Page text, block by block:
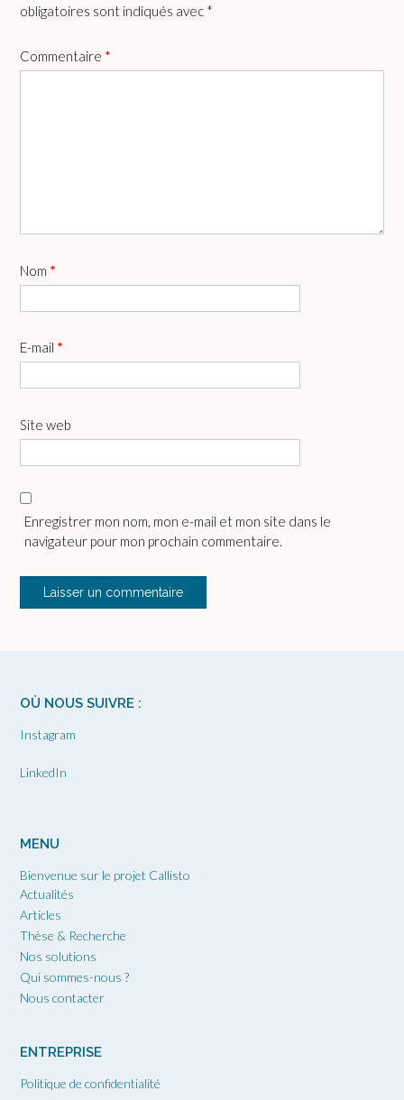
obligatoires sont indiqués avec *
Commentaire *
Nom *
E-mail *
Site web
Enregistrer mon nom, mon e-mail et mon site dans le
navigateur pour mon prochain commentaire.
OÙ NOUS SUIVRE :
Instagram
LinkedIn
MENU
Bienvenue sur le projet Callisto
Actualités
Articles
Thèse & Recherche
Nos solutions
Qui sommes-nous ?
Nous contacter
ENTREPRISE
Politique de confidentialité